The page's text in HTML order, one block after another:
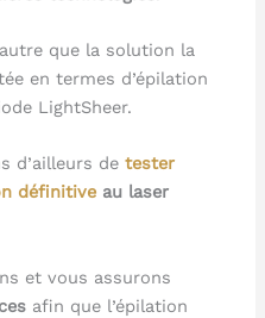
que la solution la
en termes d’épilation
LightSheer.
d’ailleurs detester
définitive au laser
et vous assurons
afin que l’épilation